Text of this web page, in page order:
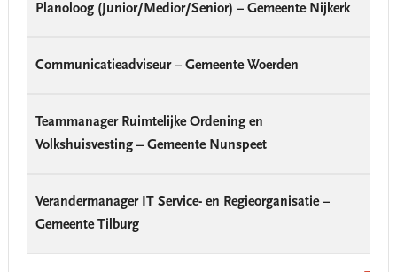
Planoloog (Junior/Medior/Senior) – Gemeente Nijkerk
Communicatieadviseur – Gemeente Woerden
Teammanager Ruimtelijke Ordening en
Volkshuisvesting – Gemeente Nunspeet
Verandermanager IT Service- en Regieorganisatie –
Gemeente Tilburg